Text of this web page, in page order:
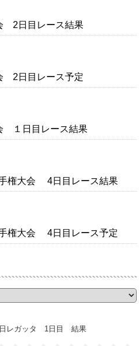
2日目レース結果
2日目レース予定
１日目レース結果
権大会 4日目レース結果
権大会 4日目レース予定
レガッタ 1日目 結果